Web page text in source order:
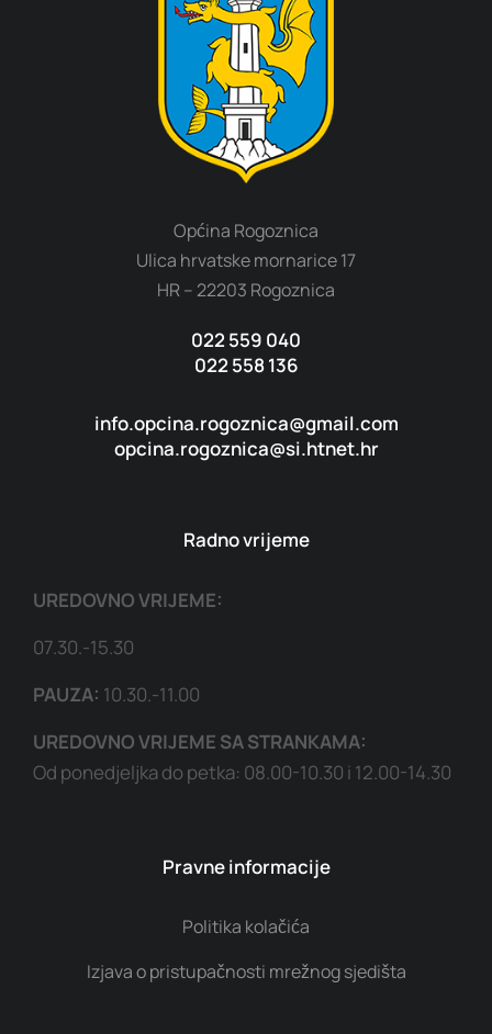
Općina Rogoznica
Ulica hrvatske mornarice 17
HR – 22203 Rogoznica
022 559 040
022 558 136
info.opcina.rogoznica@gmail.com
opcina.rogoznica@si.htnet.hr
Radno vrijeme
UREDOVNO VRIJEME:
07.30.-15.30
PAUZA: 10.30.-11.00
UREDOVNO VRIJEME SA STRANKAMA:
Od ponedjeljka do petka: 08.00-10.30 i 12.00-14.30
Pravne informacije
Politika kolačića
Izjava o pristupačnosti mrežnog sjedišta